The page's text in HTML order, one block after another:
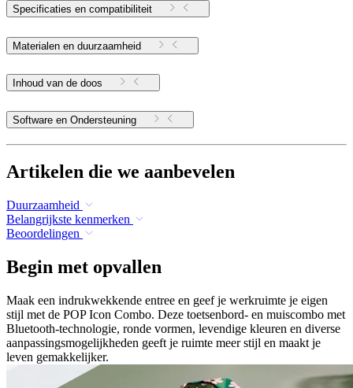
Specificaties en compatibiliteit
Materialen en duurzaamheid
Inhoud van de doos
Software en Ondersteuning
Artikelen die we aanbevelen
Duurzaamheid
Belangrijkste kenmerken
Beoordelingen
Begin met opvallen
Maak een indrukwekkende entree en geef je werkruimte je eigen
stijl met de POP Icon Combo. Deze toetsenbord- en muiscombo met
Bluetooth-technologie, ronde vormen, levendige kleuren en diverse
aanpassingsmogelijkheden geeft je ruimte meer stijl en maakt je
leven gemakkelijker.